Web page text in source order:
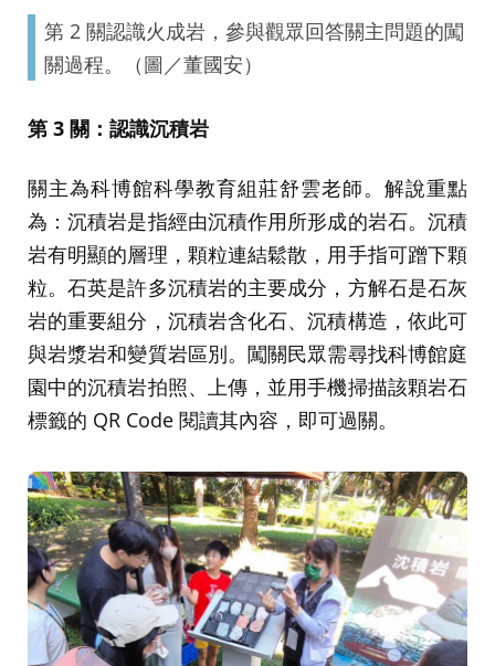
第 2 關認識火成岩，參與觀眾回答關主問題的闖
關過程。（圖／董國安）
第 3 關：認識沉積岩
關主為科博館科學教育組莊舒雲老師。解說重點
為：沉積岩是指經由沉積作用所形成的岩石。沉積
岩有明顯的層理，顆粒連結鬆散，用手指可蹭下顆
粒。石英是許多沉積岩的主要成分，方解石是石灰
岩的重要組分，沉積岩含化石、沉積構造，依此可
與岩漿岩和變質岩區別。闖關民眾需尋找科博館庭
園中的沉積岩拍照、上傳，並用手機掃描該顆岩石
標籤的 QR Code 閱讀其內容，即可過關。